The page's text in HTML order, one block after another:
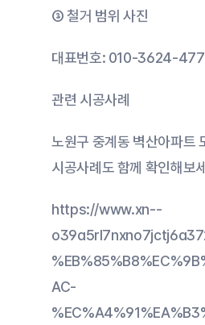
③ 철거 범위 사진
대표번호: 010-3624-
관련 시공사례
노원구 중계동 벽산아파트
시공사례도 함께 확인해보
https://www.xn--
AC-